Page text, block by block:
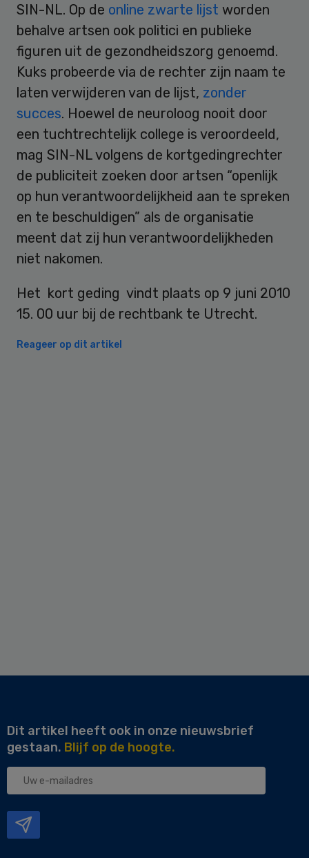
SIN-NL. Op de online zwarte lijst worden
behalve artsen ook politici en publieke
figuren uit de gezondheidszorg genoemd.
Kuks probeerde via de rechter zijn naam te
laten verwijderen van de lijst, zonder
succes. Hoewel de neuroloog nooit door
een tuchtrechtelijk college is veroordeeld,
mag SIN-NL volgens de kortgedingrechter
de publiciteit zoeken door artsen “openlijk
op hun verantwoordelijkheid aan te spreken
en te beschuldigen” als de organisatie
meent dat zij hun verantwoordelijkheden
niet nakomen.
Het kort geding vindt plaats op 9 juni 2010
15. 00 uur bij de rechtbank te Utrecht.
Reageer op dit artikel
Dit artikel heeft ook in onze nieuwsbrief
gestaan. Blijf op de hoogte.
Uw